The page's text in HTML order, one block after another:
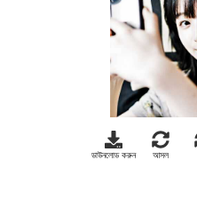
ডাউনলোড করুন আসল